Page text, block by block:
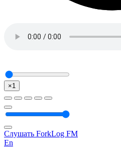
×1
Слушать ForkLog FM
En